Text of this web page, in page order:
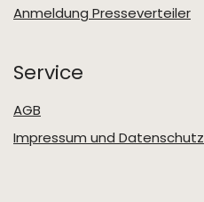
Anmeldung Presseverteiler
Service
AGB
Impressum und Datenschutz